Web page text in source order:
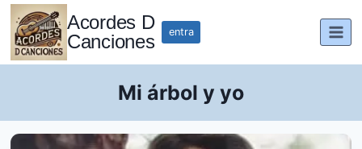
Saltar
contenido
Acordes D
Canciones
entra
Mi árbol y yo